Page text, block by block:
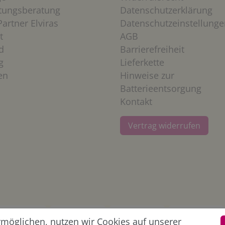
Elviras
Datenschutzerklärung
AGB
Barrierefreiheit
Lieferkette
Hinweise zur
Batterieentsorgung
Kontakt
Vertrag widerrufen
nutzen wir Cookies auf unserer